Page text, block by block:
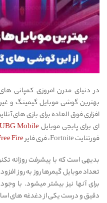
در دنیای مدرن امروزی کمپانی
بهترین گوشی موبایل گیمینگ و
افزاری فوق العاده برای بازی های
ای برای پابجی موبایل Mobile
فورتنایت Fortnite، فری فایر
Fire
بدیهی است که با پیشرفت روزانه
تعداد موبایل گیمرها روز به روز
برای آنها نیز بیشتر میشود. با
دقیق و درست یکی از دغدغه های